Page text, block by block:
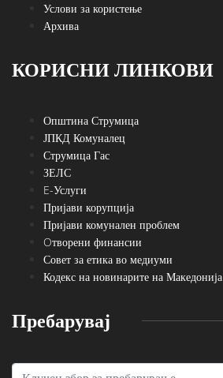
Услови за користење
Архива
КОРИСНИ ЛИНКОВИ
Општина Струмица
ЈПКД Комуналец
Струмица Гас
ЗЕЛС
E-Услуги
Пријави корупција
Пријави комунален проблем
Oтворени финансии
Совет за етика во медиуми
Кодекс на новинарите на Македонија
Пребарувај